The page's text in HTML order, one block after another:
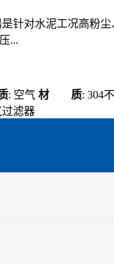
针对水泥工况高粉
...
: 空气 材 质: 304